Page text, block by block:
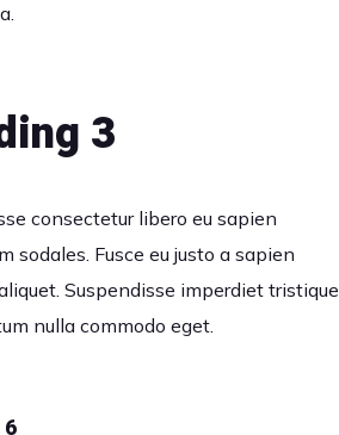
3
consectetur libero eu sapien
sodales. Fusce eu justo a sapien
Suspendisse imperdiet tristique
nulla commodo eget.